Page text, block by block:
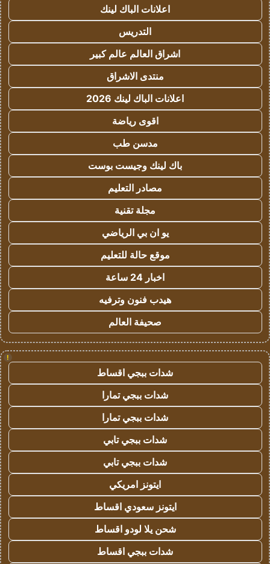
اعلانات الباك لينك
التدريس
اشراق العالم عالم كبير
منتدى الاشراق
اعلانات الباك لينك 2026
اقوى رياضة
مدسن طب
باك لينك وجيست بوست
مصادر التعليم
مجلة تقنية
يو ان بي الرياضي
موقع حالة للتعليم
اخبار 24 ساعة
هيدب فنون وترفيه
صحيفة العالم
!
شدات ببجي اقساط
شدات ببجي تمارا
شدات ببجي تمارا
شدات ببجي تابي
شدات ببجي تابي
ايتونز امريكي
ايتونز سعودي اقساط
شحن يلا لودو اقساط
شدات ببجي اقساط